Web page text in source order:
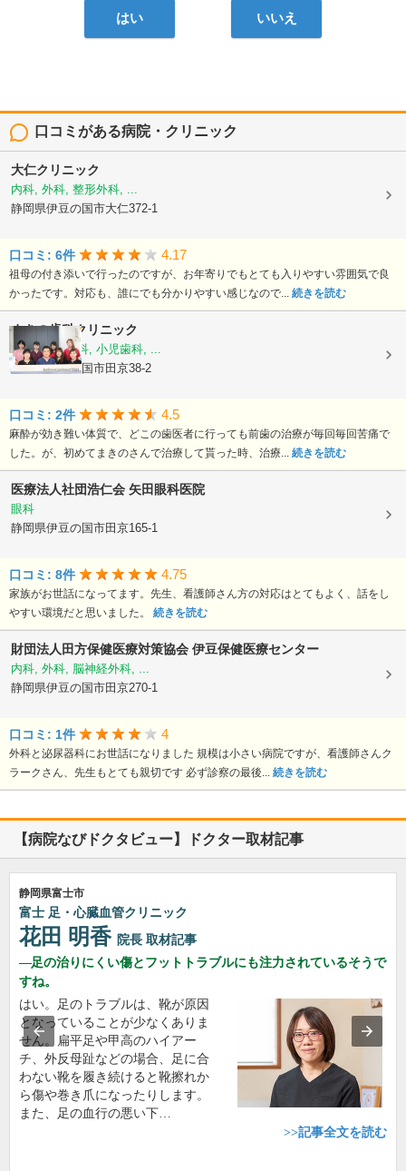
はい いいえ
口コミがある病院・クリニック
大仁クリニック
内科, 外科, 整形外科, ...
静岡県伊豆の国市大仁372-1
口コミ: 6件 4.17
祖母の付き添いで行ったのですが、お年寄りでもとても入りやすい雰囲気で良
かったです。対応も、誰にでも分かりやすい感じなので... 続きを読む
まきの歯科クリニック
歯科, 矯正歯科, 小児歯科, ...
静岡県伊豆の国市田京38-2
口コミ: 2件 4.5
麻酔が効き難い体質で、どこの歯医者に行っても前歯の治療が毎回毎回苦痛で
した。が、初めてまきのさんで治療して貰った時、治療... 続きを読む
医療法人社団浩仁会 矢田眼科医院
眼科
静岡県伊豆の国市田京165-1
口コミ: 8件 4.75
家族がお世話になってます。先生、看護師さん方の対応はとてもよく、話をし
やすい環境だと思いました。 続きを読む
財団法人田方保健医療対策協会 伊豆保健医療センター
内科, 外科, 脳神経外科, ...
静岡県伊豆の国市田京270-1
口コミ: 1件 4
外科と泌尿器科にお世話になりました 規模は小さい病院ですが、看護師さんク
ラークさん、先生もとても親切です 必ず診察の最後... 続きを読む
【病院なびドクタビュー】ドクター取材記事
静岡県富士市
富士 足・心臓血管クリニック
花田 明香 院長 取材記事
足の治りにくい傷とフットトラブルにも注力されているそうで
すね。
はい。足のトラブルは、靴が原因
となっていることが少なくありま
せん。扁平足や甲高のハイアー
チ、外反母趾などの場合、足に合
わない靴を履き続けると靴擦れか
ら傷や巻き爪になったりします。
また、足の血行の悪い下…
>>記事全文を読む